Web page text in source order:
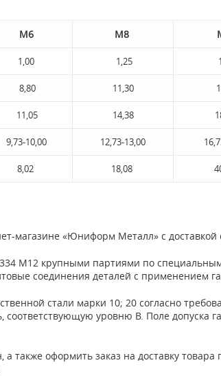
М6 М8
1,00 1,25
8,80 11,30
11,05 14,38
9,73-10,00 12,73-13,00
8,02 18,08
магазине «Юниформ Металл» с доставкой
М12 крупными партиями по
соединения деталей с применением
стали марки 10; 20 согласно
соответствующую уровню В. Поле допуска
также оформить заказ на доставку